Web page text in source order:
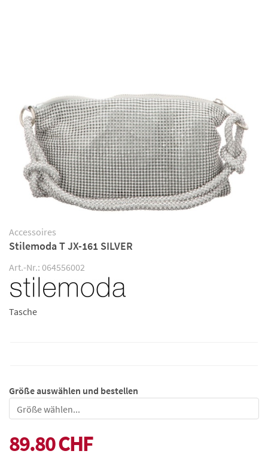
Accessoires
Stilemoda T JX-161 SILVER
Art.-Nr.: 064556002
Tasche
Größe auswählen und bestellen
Größe
89.80 CHF